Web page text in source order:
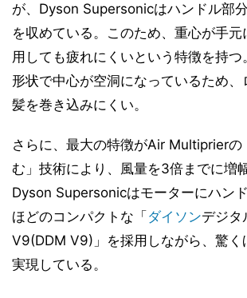
が、Dyson Supersonicはハンドル部
を収めている。このため、重心が手元
用しても疲れにくいという特徴を持つ
形状で中心が空洞になっているため、
髪を巻き込みにくい。
さらに、最大の特徴がAir Multiprierの
む」技術により、風量を3倍までに増
Dyson Supersonicはモーターにハン
ほどのコンパクトな「 ダイソンデジタ
V9(DDM V9)」を採用しながら、驚く
実現している。